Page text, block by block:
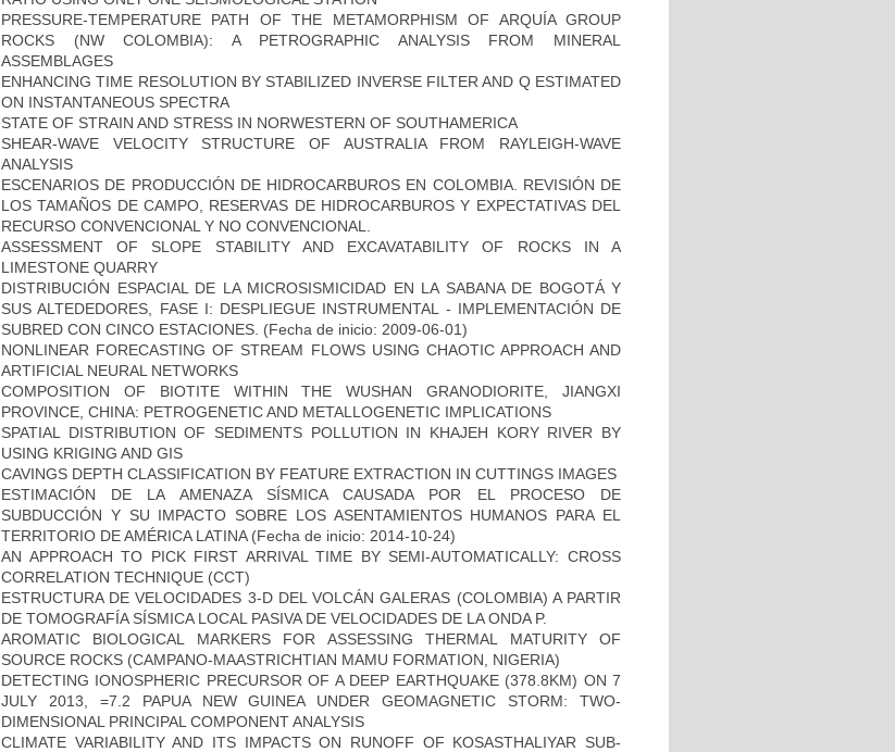
PRESSURE-TEMPERATURE PATH OF THE METAMORPHISM OF ARQUÍA GROUP
ROCKS (NW COLOMBIA): A PETROGRAPHIC ANALYSIS FROM MINERAL
ASSEMBLAGES
ENHANCING TIME RESOLUTION BY STABILIZED INVERSE FILTER AND Q ESTIMATED
ON INSTANTANEOUS SPECTRA
STATE OF STRAIN AND STRESS IN NORWESTERN OF SOUTHAMERICA
SHEAR-WAVE VELOCITY STRUCTURE OF AUSTRALIA FROM RAYLEIGH-WAVE
ANALYSIS
ESCENARIOS DE PRODUCCIÓN DE HIDROCARBUROS EN COLOMBIA. REVISIÓN DE
LOS TAMAÑOS DE CAMPO, RESERVAS DE HIDROCARBUROS Y EXPECTATIVAS DEL
RECURSO CONVENCIONAL Y NO CONVENCIONAL.
ASSESSMENT OF SLOPE STABILITY AND EXCAVATABILITY OF ROCKS IN A
LIMESTONE QUARRY
DISTRIBUCIÓN ESPACIAL DE LA MICROSISMICIDAD EN LA SABANA DE BOGOTÁ Y
SUS ALTEDEDORES, FASE I: DESPLIEGUE INSTRUMENTAL - IMPLEMENTACIÓN DE
SUBRED CON CINCO ESTACIONES. (Fecha de inicio: 2009-06-01)
NONLINEAR FORECASTING OF STREAM FLOWS USING CHAOTIC APPROACH AND
ARTIFICIAL NEURAL NETWORKS
COMPOSITION OF BIOTITE WITHIN THE WUSHAN GRANODIORITE, JIANGXI
PROVINCE, CHINA: PETROGENETIC AND METALLOGENETIC IMPLICATIONS
SPATIAL DISTRIBUTION OF SEDIMENTS POLLUTION IN KHAJEH KORY RIVER BY
USING KRIGING AND GIS
CAVINGS DEPTH CLASSIFICATION BY FEATURE EXTRACTION IN CUTTINGS IMAGES
ESTIMACIÓN DE LA AMENAZA SÍSMICA CAUSADA POR EL PROCESO DE
SUBDUCCIÓN Y SU IMPACTO SOBRE LOS ASENTAMIENTOS HUMANOS PARA EL
TERRITORIO DE AMÉRICA LATINA(Fecha de inicio: 2014-10-24)
AN APPROACH TO PICK FIRST ARRIVAL TIME BY SEMI-AUTOMATICALLY: CROSS
CORRELATION TECHNIQUE (CCT)
ESTRUCTURA DE VELOCIDADES 3-D DEL VOLCÁN GALERAS (COLOMBIA) A PARTIR
DE TOMOGRAFÍA SÍSMICA LOCAL PASIVA DE VELOCIDADES DE LA ONDA P.
AROMATIC BIOLOGICAL MARKERS FOR ASSESSING THERMAL MATURITY OF
SOURCE ROCKS (CAMPANO-MAASTRICHTIAN MAMU FORMATION, NIGERIA)
DETECTING IONOSPHERIC PRECURSOR OF A DEEP EARTHQUAKE (378.8KM) ON 7
JULY 2013, =7.2 PAPUA NEW GUINEA UNDER GEOMAGNETIC STORM: TWO-
DIMENSIONAL PRINCIPAL COMPONENT ANALYSIS
CLIMATE VARIABILITY AND ITS IMPACTS ON RUNOFF OF KOSASTHALIYAR SUB-